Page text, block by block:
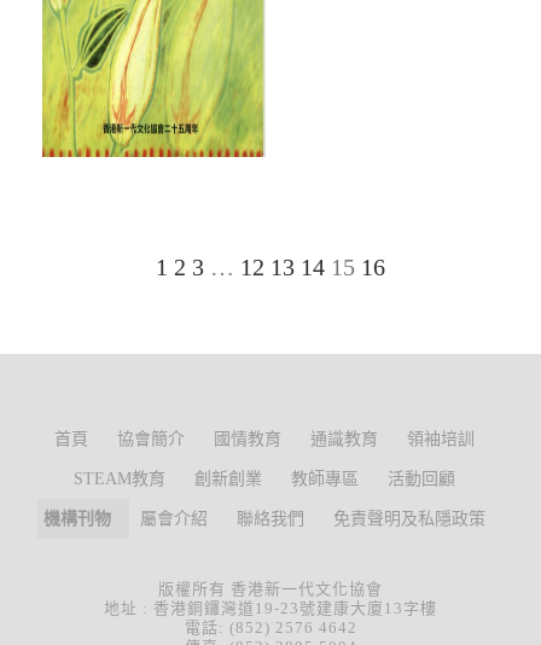
1 2 3 … 12 13 14 15 16
首頁 協會簡介 國情教育 通識教育 領袖培訓
STEAM教育 創新創業 教師專區 活動回顧
機構刊物 屬會介紹 聯絡我們 免責聲明及私隱政策
版權所有 香港新一代文化協會
地址 : 香港銅鑼灣道19-23號建康大廈13字樓
電話: (852) 2576 4642